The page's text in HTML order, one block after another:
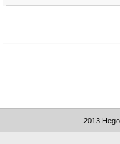
2013